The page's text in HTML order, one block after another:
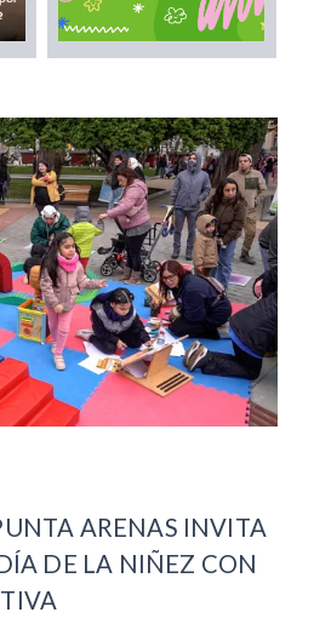
ARENAS INVITA
DE LA NIÑEZ CON